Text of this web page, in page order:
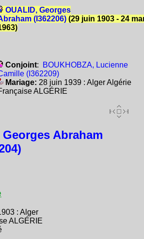
OUALID, Georges
(I362206)(29 juin 1903 - 24
Conjoint:
BOUKHOBZA, Lucienne
(I362209)
Mariage: 28 juin 1939 : Alger Algérie
ALGÉRIE
Abraham
: Alger
ALGÉRIE